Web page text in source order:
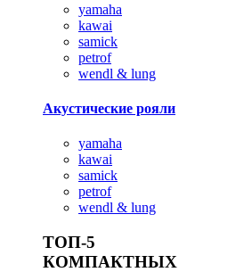
yamaha
kawai
samick
petrof
wendl & lung
Акустические рояли
yamaha
kawai
samick
petrof
wendl & lung
ТОП-5
КОМПАКТНЫХ